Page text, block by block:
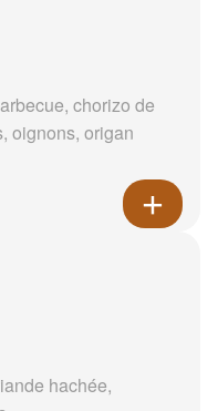
chorizo de
oignons, origan
hachée,